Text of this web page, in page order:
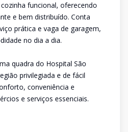
funcional, oferecendo
e bem distribuído. Conta
prática e vaga de garagem,
no dia a dia.
quadra do Hospital São
privilegiada e de fácil
conveniência e
e serviços essenciais.